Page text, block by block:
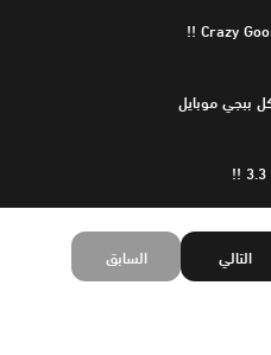
السابق التالي